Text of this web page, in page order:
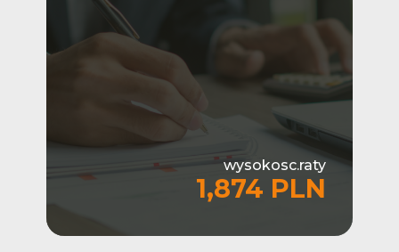
wysokosc.raty
1,874 PLN